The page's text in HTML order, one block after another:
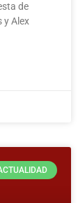
de
y Alex